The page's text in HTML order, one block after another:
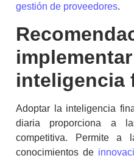
gestión de proveedores.
inteligencia
Adoptar la inteligencia
diaria proporciona a
competitiva. Permite a
conocimientos de